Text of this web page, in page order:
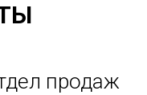
продаж